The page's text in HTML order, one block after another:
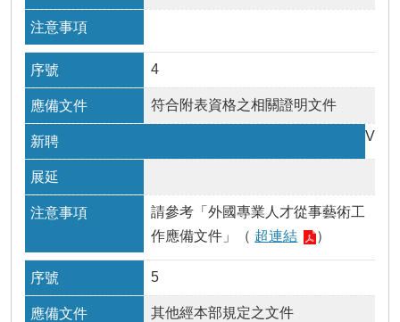
4
符合附表資格之相關證明文件
V
請參考「外國專業人才從事藝術工
作應備文件」（ 超連結 ）
5
其他經本部規定之文件